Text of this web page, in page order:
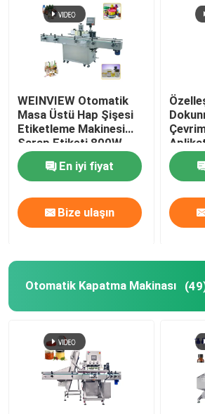
Hakkımızda
Kalite kontrol
Bize Ulaşın
Haberler
Bir teklif isteği
Otomatik Kapatma Makinası
Yuvarlak Şişe Etiketleme Makinası
WEINVIEW Otomatik
Masa Üstü Hap Şişesi
Etiketleme Makinesi
Şarap Etiketi 800W
En iyi fiyat
Bize ulaşın
Otomatik Kapatma Makinası